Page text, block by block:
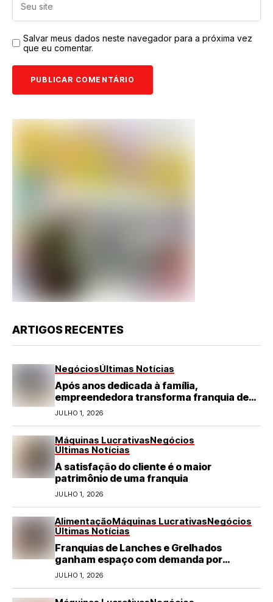
Salvar meus dados neste navegador para a próxima vez
que eu comentar.
ARTIGOS RECENTES
NegóciosÚltimas Notícias
Após anos dedicada à família,
empreendedora transforma franquia de
turismo em negócio de destaque no RN
JULHO 1, 2026
Máquinas LucrativasNegócios
Últimas Notícias
A satisfação do cliente é o maior
patrimônio de uma franquia
JULHO 1, 2026
AlimentaçãoMáquinas LucrativasNegócios
Últimas Notícias
Franquias de Lanches e Grelhados
ganham espaço com demanda por
refeições rápidas e de qualidade
JULHO 1, 2026